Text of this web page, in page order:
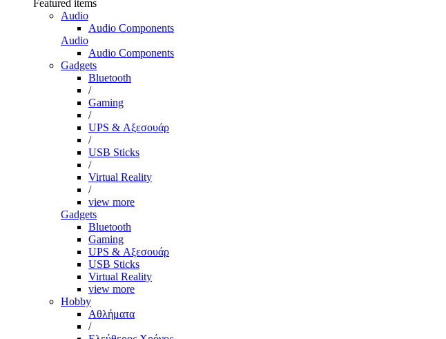
Featured items
Audio
Audio Components
Audio
Audio Components
Gadgets
Bluetooth
/
Gaming
/
UPS & Αξεσουάρ
/
USB Sticks
/
Virtual Reality
/
view more
Gadgets
Bluetooth
Gaming
UPS & Αξεσουάρ
USB Sticks
Virtual Reality
view more
Hobby
Αθλήματα
/